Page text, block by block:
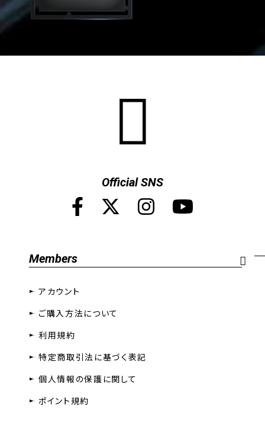
Official SNS
Members
アカウント
ご購入方法について
利用規約
特定商取引法に基づく表記
個人情報の保護に関して
ポイント規約